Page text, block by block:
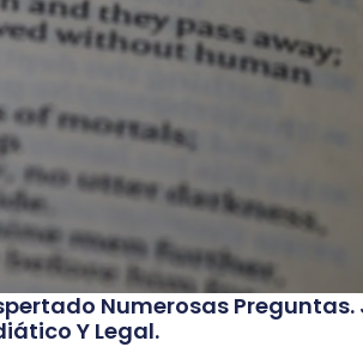
Numerosas
Y Legal.